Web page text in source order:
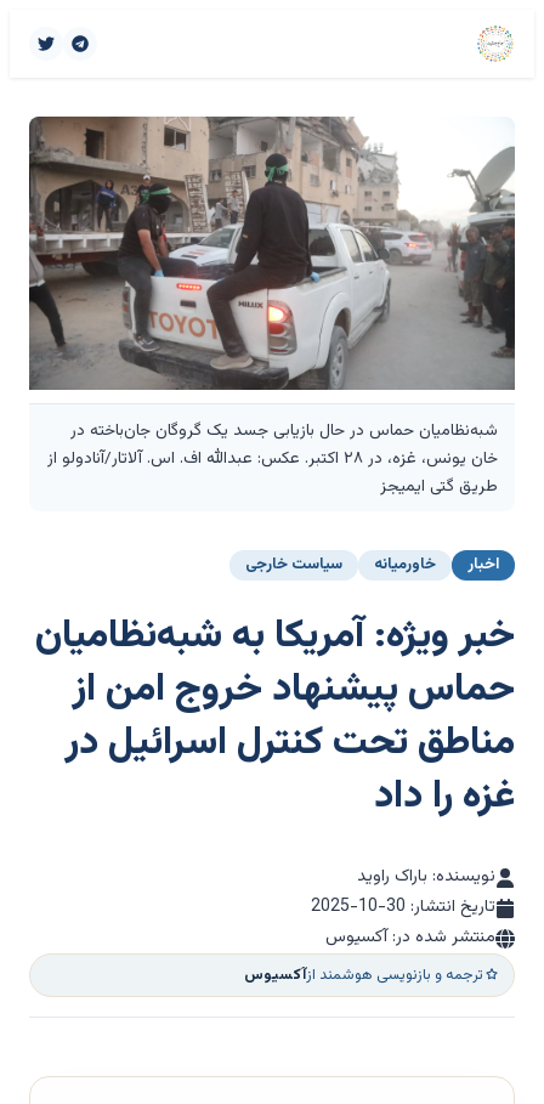
شبه‌نظامیان حماس در حال بازیابی جسد یک گروگان جان‌باخته در
خان یونس، غزه، در ۲۸ اکتبر. عکس: عبدالله اف. اس. آلاتار/آنادولو از
طریق گتی ایمیجز
اخبار خاورمیانه سیاست خارجی
خبر ویژه: آمریکا به شبه‌نظامیان
حماس پیشنهاد خروج امن از
مناطق تحت کنترل اسرائیل در
غزه را داد
نویسنده: باراک راوید
تاریخ انتشار: 2025-10-30
منتشر شده در: آکسیوس
ترجمه و بازنویسی هوشمند ازآکسیوس